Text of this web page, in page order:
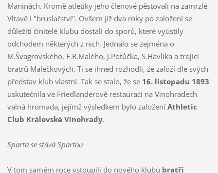
Maninách. Kromě atletiky jeho členové pěstovali na zamrzlé
Vltavě i "bruslařství". Ovšem již dva roky po založení se
důležití činitelé klubu dostali do sporů, které vyústily
odchodem některých z nich. Jednalo se zejména o
M.Švagrovského, F.R.Malého, J.Potůčka, S.Havlíka a trojici
bratrů Malečkových. Ti se ihned rozhodli, že založí dle svých
představ klub vlastní. Tak se stalo, že se 16. listopadu 1893
uskutečnila ve Friedlanderově restauraci na Vinohradech
valná hromada, jejímž výsledkem bylo založení Athletic
Club Královské Vinohrady.
Sparta se stává Spartou
V tom samém roce vstoupili do nového klubu bratři